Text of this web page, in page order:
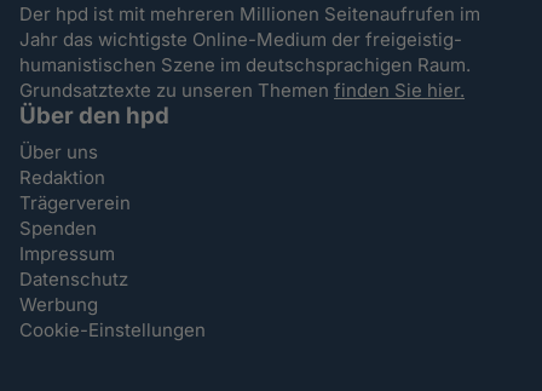
Der hpd ist mit mehreren Millionen Seitenaufrufen im
Jahr das wichtigste Online-Medium der freigeistig-
humanistischen Szene im deutschsprachigen Raum.
Grundsatztexte zu unseren Themenfinden Sie hier.
Über den hpd
Über uns
Redaktion
Trägerverein
Spenden
Impressum
Datenschutz
Werbung
Cookie-Einstellungen